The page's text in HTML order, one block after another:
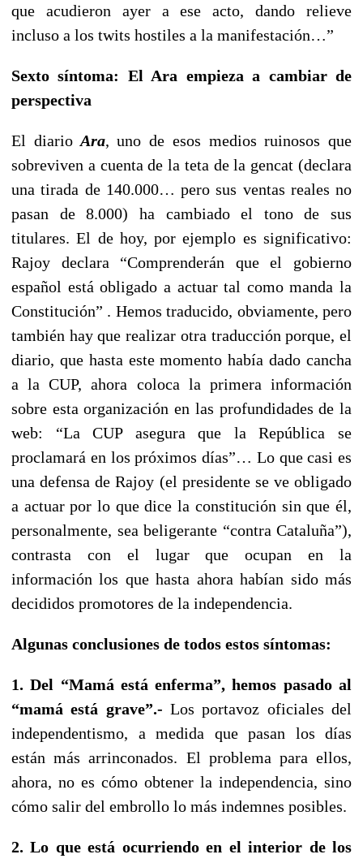
que acudieron ayer a ese acto, dando relieve
incluso a los twits hostiles a la manifestación…”
Sexto síntoma: El Ara empieza a cambiar de
perspectiva
El diarioAra, uno de esos medios ruinosos que
sobreviven a cuenta de la teta de la gencat (declara
una tirada de 140.000… pero sus ventas reales no
pasan de 8.000) ha cambiado el tono de sus
titulares. El de hoy, por ejemplo es significativo:
Rajoy declara “Comprenderán que el gobierno
español está obligado a actuar tal como manda la
Constitución” . Hemos traducido, obviamente, pero
también hay que realizar otra traducción porque, el
diario, que hasta este momento había dado cancha
a la CUP, ahora coloca la primera información
sobre esta organización en las profundidades de la
web: “La CUP asegura que la República se
proclamará en los próximos días”… Lo que casi es
una defensa de Rajoy (el presidente se ve obligado
a actuar por lo que dice la constitución sin que él,
personalmente, sea beligerante “contra Cataluña”),
contrasta con el lugar que ocupan en la
información los que hasta ahora habían sido más
decididos promotores de la independencia.
Algunas conclusiones de todos estos síntomas:
1. Del “Mamá está enferma”, hemos pasado al
“mamá está grave”.- Los portavoz oficiales del
independentismo, a medida que pasan los días
están más arrinconados. El problema para ellos,
ahora, no es cómo obtener la independencia, sino
cómo salir del embrollo lo más indemnes posibles.
2. Lo que está ocurriendo en el interior de los